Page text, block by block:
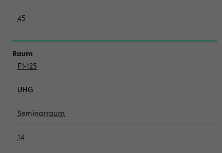
45
F1-125
UHG
Seminarraum
14